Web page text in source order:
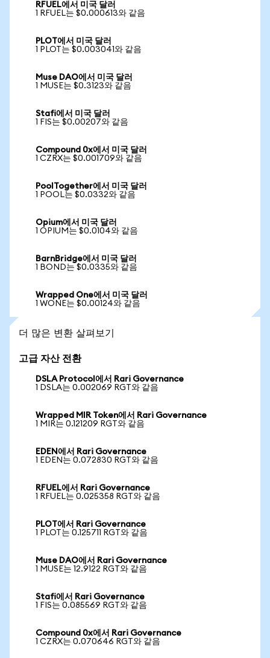
RFUEL에서 미국 달러
1 RFUEL는 $0.000613와 같음
PLOT에서 미국 달러
1 PLOT는 $0.003041와 같음
Muse DAO에서 미국 달러
1 MUSE는 $0.3123와 같음
Stafi에서 미국 달러
1 FIS는 $0.00207와 같음
Compound 0x에서 미국 달러
1 CZRX는 $0.001709와 같음
PoolTogether에서 미국 달러
1 POOL는 $0.0332와 같음
Opium에서 미국 달러
1 OPIUM는 $0.0104와 같음
BarnBridge에서 미국 달러
1 BOND는 $0.0335와 같음
Wrapped One에서 미국 달러
1 WONE는 $0.00124와 같음
더 많은 변환 살펴보기
고급 자산 전환
DSLA Protocol에서 Rari Governance
1 DSLA는 0.002069 RGT와 같음
Wrapped MIR Token에서 Rari Governance
1 MIR는 0.121209 RGT와 같음
EDEN에서 Rari Governance
1 EDEN는 0.072830 RGT와 같음
RFUEL에서 Rari Governance
1 RFUEL는 0.025358 RGT와 같음
PLOT에서 Rari Governance
1 PLOT는 0.125711 RGT와 같음
Muse DAO에서 Rari Governance
1 MUSE는 12.9122 RGT와 같음
Stafi에서 Rari Governance
1 FIS는 0.085569 RGT와 같음
Compound 0x에서 Rari Governance
1 CZRX는 0.070646 RGT와 같음